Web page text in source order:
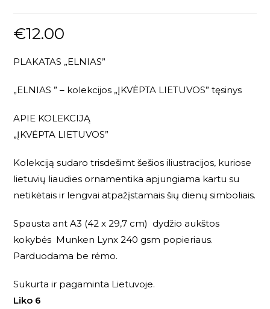
€12.00
PLAKATAS „ELNIAS”
„ELNIAS ” – kolekcijos „ĮKVĖPTA LIETUVOS” tęsinys
APIE KOLEKCIJĄ
„ĮKVĖPTA LIETUVOS”
Kolekciją sudaro trisdešimt šešios iliustracijos, kuriose
lietuvių liaudies ornamentika apjungiama kartu su
netikėtais ir lengvai atpažįstamais šių dienų simboliais.
Spausta ant A3 (42 x 29,7 cm) dydžio aukštos
kokybės Munken Lynx 240 gsm popieriaus.
Parduodama be rėmo.
Sukurta ir pagaminta Lietuvoje.
Liko 6